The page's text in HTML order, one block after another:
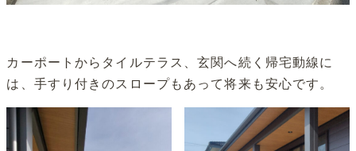
カーポートからタイルテラス、玄関へ続く帰宅動線に
は、手すり付きのスロープもあって将来も安心です。